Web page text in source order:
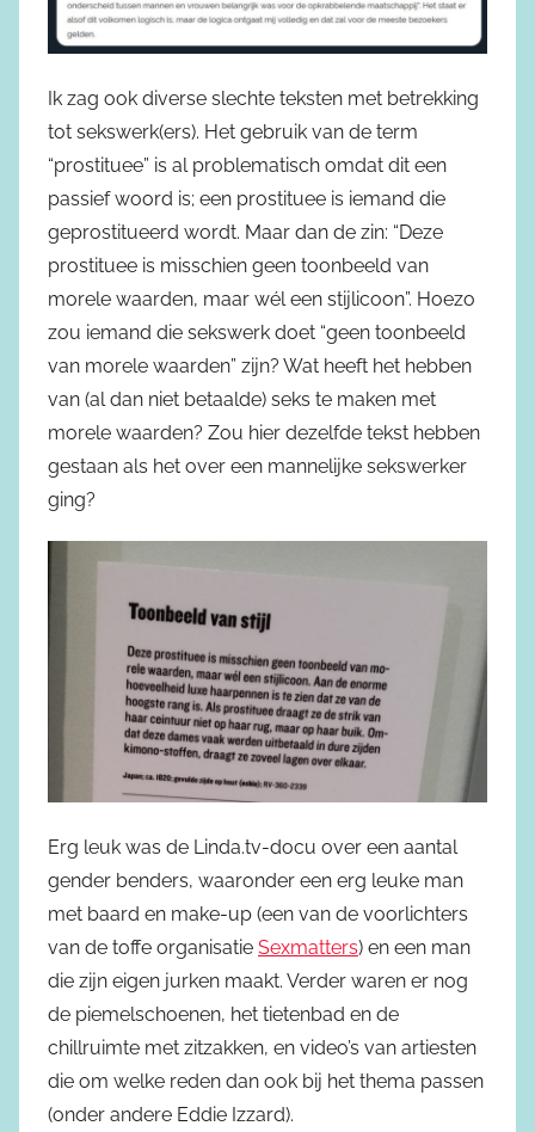
Ik zag ook diverse slechte teksten met betrekking
tot sekswerk(ers). Het gebruik van de term
“prostituee” is al problematisch omdat dit een
passief woord is; een prostituee is iemand die
geprostitueerd wordt. Maar dan de zin: “Deze
prostituee is misschien geen toonbeeld van
morele waarden, maar wél een stijlicoon”. Hoezo
zou iemand die sekswerk doet “geen toonbeeld
van morele waarden” zijn? Wat heeft het hebben
van (al dan niet betaalde) seks te maken met
morele waarden? Zou hier dezelfde tekst hebben
gestaan als het over een mannelijke sekswerker
ging?
Erg leuk was de Linda.tv-docu over een aantal
gender benders, waaronder een erg leuke man
met baard en make-up (een van de voorlichters
van de toffe organisatie Sexmatters) en een man
die zijn eigen jurken maakt. Verder waren er nog
de piemelschoenen, het tietenbad en de
chillruimte met zitzakken, en video’s van artiesten
die om welke reden dan ook bij het thema passen
(onder andere Eddie Izzard).